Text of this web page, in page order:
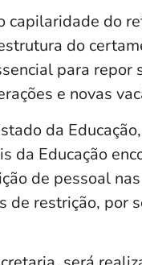
capilaridade do
do
para repor
e novas
da
da Educação
de pessoal
de restrição, por